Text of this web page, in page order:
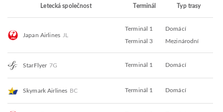
Letecká společnost Terminál Typ trasy
Japan Airlines JL
Terminál 1
Terminál 3
Domácí
Mezinárodní
StarFlyer 7G Terminál 1 Domácí
Skymark Airlines BC Terminál 1 Domácí